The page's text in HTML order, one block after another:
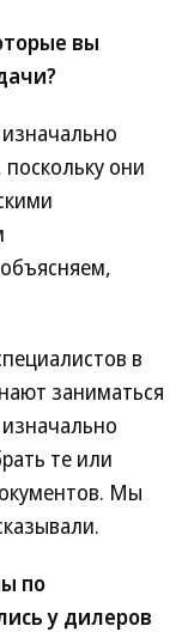
вы
они
в
заниматься
те или
Мы
по
у дилеров